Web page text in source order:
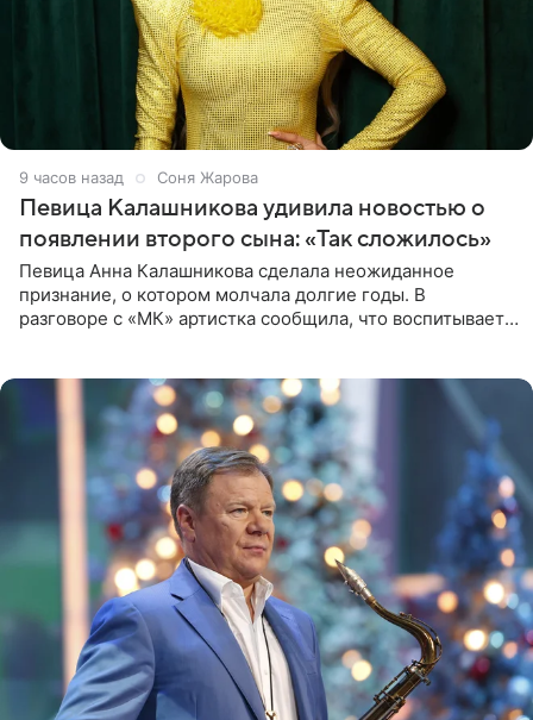
9 часов назад Соня Жарова
Певица Калашникова удивила новостью о
появлении второго сына: «Так сложилось»
Певица Анна Калашникова сделала неожиданное
признание, о котором молчала долгие годы. В
разговоре с «МК» артистка сообщила, что воспитывает